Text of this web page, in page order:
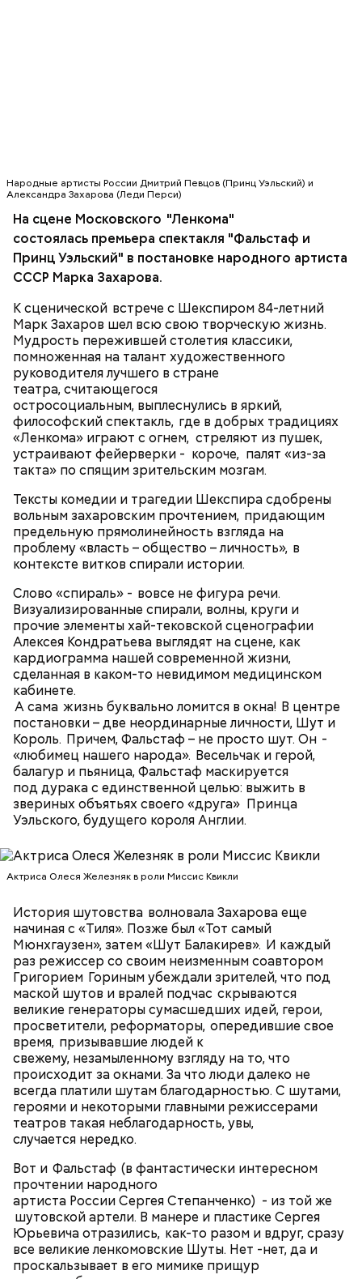
Народные артисты России Дмитрий Певцов (Принц Уэльский) и
Александра Захарова (Леди Перси)
На сцене Московского "Ленкома"
состоялась премьера спектакля "Фальстаф и
Принц Уэльский" в постановке народного артиста
СССР Марка Захарова.
К сценической встрече с Шекспиром 84-летний
Марк Захаров шел всю свою творческую жизнь.
Мудрость пережившей столетия классики,
помноженная на талант художественного
руководителя лучшего в стране
театра, считающегося
остросоциальным, выплеснулись в яркий,
философский спектакль, где в добрых традициях
«Ленкома» играют с огнем, стреляют из пушек,
устраивают фейерверки - короче, палят «из-за
такта» по спящим зрительским мозгам.
Тексты комедии и трагедии Шекспира сдобрены
вольным захаровским прочтением, придающим
предельную прямолинейность взгляда на
проблему «власть – общество – личность», в
контексте витков спирали истории.
Слово «спираль» - вовсе не фигура речи.
Визуализированные спирали, волны, круги и
прочие элементы хай-тековской сценографии
Алексея Кондратьева выглядят на сцене, как
кардиограмма нашей современной жизни,
сделанная в каком-то невидимом медицинском
кабинете.
А сама жизнь буквально ломится в окна! В центре
постановки – две неординарные личности, Шут и
Король. Причем, Фальстаф – не просто шут. Он -
«любимец нашего народа». Весельчак и герой,
балагур и пьяница, Фальстаф маскируется
под дурака с единственной целью: выжить в
звериных объятьях своего «друга» Принца
Уэльского, будущего короля Англии.
Актриса Олеся Железняк в роли Миссис Квикли
История шутовства волновала Захарова еще
начиная с «Тиля». Позже был «Тот самый
Мюнхгаузен», затем «Шут Балакирев». И каждый
раз режиссер со своим неизменным соавтором
Григорием Гориным убеждали зрителей, что под
маской шутов и вралей подчас скрываются
великие генераторы сумасшедших идей, герои,
просветители, реформаторы, опередившие свое
время, призывавшие людей к
свежему, незамыленному взгляду на то, что
происходит за окнами. За что люди далеко не
всегда платили шутам благодарностью. С шутами,
героями и некоторыми главными режиссерами
театров такая неблагодарность, увы,
случается нередко.
Вот и Фальстаф (в фантастически интересном
прочтении народного
артиста России Сергея Степанченко) - из той же
шутовской артели. В манере и пластике Сергея
Юрьевича отразились, как-то разом и вдруг, сразу
все великие ленкомовские Шуты. Нет -нет, да и
проскальзывает в его мимике прищур
Крис Шихерлис, «Схватка» (Heat, 1995)
Фото: «Схватка» (Heat, 1995)
По данным на 2013 год, ремейк телевизионного
фильма «Сделано в Лос-Анджелесе» занимает 119-
IMDb. В картине рассказывается о противостоянии
банды Нила Макколи (Роберт Де Ниро), в которую
входят Крис Шихерлис, Майкл Черитто (Том
бескомпромиссного полицейского Винсента Ханны
(Аль Пачино). По иронии судьбы Килмер играет
роль, которую первоначально исполнил Питер
Добсон в «Сделано в Лос-Анджелесе». Тот же
Добсон играл Элвиса Пресли в фильме «Форрест
Гамп» (1994), а Килмер выступил в образе короля
рок-н-ролла фильме «Настоящая любовь» (1993).
Бэтмен/Брюс Уэйн, «Бэтмен навсегда»
(Batman Forever, 1995)
Фото: «Бэтмен навсегда» (Batman Forever, 1995)
В третьем фильме тетралогии о Бэтмене Вэл
Килмер пошел на рискованный шаг, согласившись
Фанаты Тёмного рыцаря не знали как реагировать
на происходящее, но премьера расставила все по
своим местам. На смену мраку должен прийти свет
— такова была философия Джоэля Шумахера,
превратившего «готический» детектив в некое
подобие грандиозного парка развлечений со
звездами первой величины (Томми Ли Джонс, Джим
Керри, Николь Кидман, Крис О'Доннелл и другие).
«Светлым» стал и сам Бэтмен — блондин Килмер и
его фирменная улыбка добавили мрачному герою
харизмы, но лишили загадочности. В контексте
правильным решением.
(Alexander, 2004)
Feels Just Like It Should (из альбома "Dynamite",
2005)
2005)
Star", 2010)